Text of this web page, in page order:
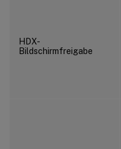
HDX-
Bildschirmfreigabe